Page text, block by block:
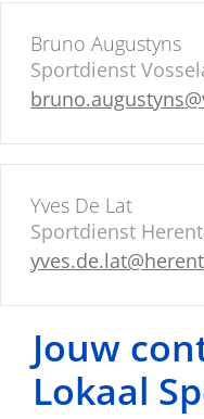
Bruno Augustyns
Sportdienst
Yves De Lat
Sportdienst
Jouw
Lokaal